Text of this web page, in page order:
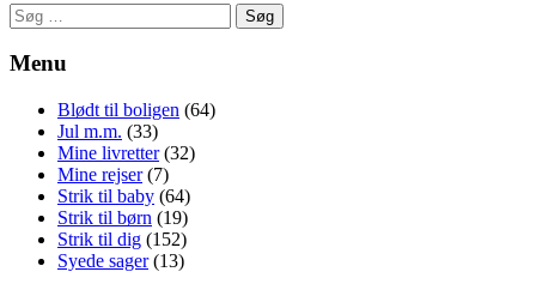
Søg
efter:
Menu
Blødt til boligen (64)
Jul m.m. (33)
Mine livretter(32)
Mine rejser(7)
Strik til baby (64)
Strik til børn (19)
Strik til dig (152)
Syede sager(13)